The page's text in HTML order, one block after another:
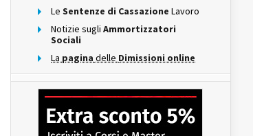
Le Sentenze di Cassazione Lavoro
Notizie sugli Ammortizzatori
Sociali
La pagina delle Dimissioni online